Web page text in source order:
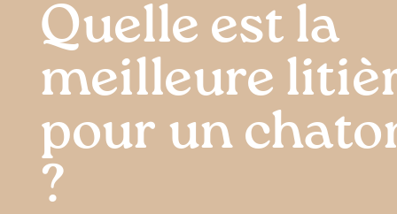
Quelle est la
meilleure
pour un
?